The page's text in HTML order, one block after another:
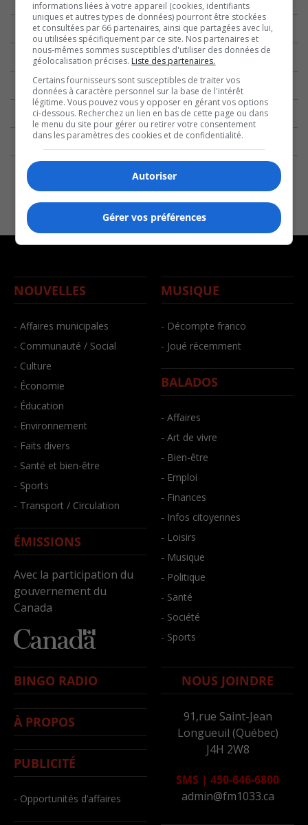
NOUVELLES
- Affaires municipales
- Communauté / Social
- Culture
- Économie
- Éducation
- Environnement
- Faits divers
- Santé et bien-être
- Sports
- Transport / Circulation
ÉMISSIONS
Avec la participation du
gouvernement du
Canada
MUSIQUE
- Décompte franco
- Joué récemment
BALADOS
- Affaires
- Art de vivre
- Bien-être
- Emploi
- Finances
- Infos citoyennes
- Loisirs
- Musique
- Politique
- Santé
- Société
- Sports
BINGO RADIO
À PROPOS
PUBLICITÉ
- Opportunités d’affaires
NOUS JOINDRE
91,rue Saint-Jean
Longueuil (Québec)
J4H 2W8
SMS | 450-646-6800
admin@fm1033.ca
informations liées à votre appareil (cookies, identifiants
uniques et autres types de données) pourront être stockées
et consultées par 66 partenaires, ainsi que partagées avec lui,
ou utilisées spécifiquement par ce site. Nos partenaires et
nous-mêmes sommes susceptibles d'utiliser des données de
géolocalisation précises. Liste des partenaires.
Certains fournisseurs sont susceptibles de traiter vos
données à caractère personnel sur la base de l'intérêt
légitime. Vous pouvez vous y opposer en gérant vos options
ci-dessous. Recherchez un lien en bas de cette page ou dans
le menu du site pour gérer ou retirer votre consentement
dans les paramètres des cookies et de confidentialité.
Autoriser
Gérer vos préférences